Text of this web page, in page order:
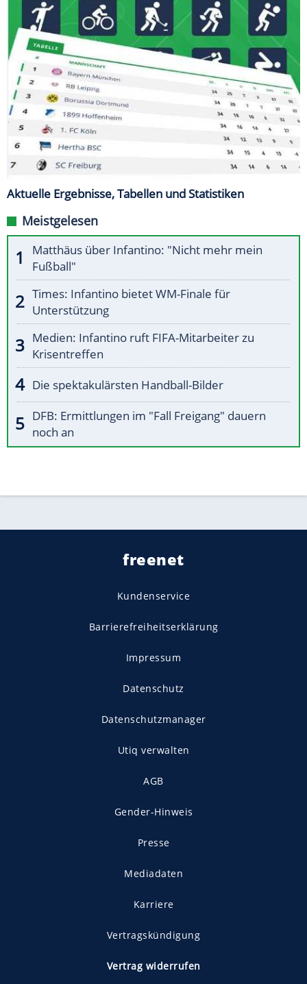
Aktuelle Ergebnisse, Tabellen und Statistiken
Meistgelesen
Matthäus über Infantino: "Nicht mehr mein
Fußball"
Times: Infantino bietet WM-Finale für
Unterstützung
Medien: Infantino ruft FIFA-Mitarbeiter zu
Krisentreffen
Die spektakulärsten Handball-Bilder
DFB: Ermittlungen im "Fall Freigang" dauern
noch an
freenet
Kundenservice
Barrierefreiheitserklärung
Impressum
Datenschutz
Datenschutzmanager
Utiq verwalten
AGB
Gender-Hinweis
Presse
Mediadaten
Karriere
Vertragskündigung
Vertrag widerrufen